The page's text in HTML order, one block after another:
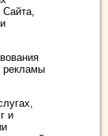
Сайта,
рекламы
и